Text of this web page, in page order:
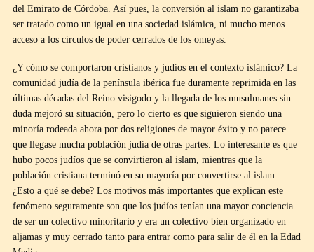
del Emirato de Córdoba. Así pues, la conversión al islam no garantizaba
ser tratado como un igual en una sociedad islámica, ni mucho menos
acceso a los círculos de poder cerrados de los omeyas.
¿Y cómo se comportaron cristianos y judíos en el contexto islámico? La
comunidad judía de la península ibérica fue duramente reprimida en las
últimas décadas del Reino visigodo y la llegada de los musulmanes sin
duda mejoró su situación, pero lo cierto es que siguieron siendo una
minoría rodeada ahora por dos religiones de mayor éxito y no parece
que llegase mucha población judía de otras partes. Lo interesante es que
hubo pocos judíos que se convirtieron al islam, mientras que la
población cristiana terminó en su mayoría por convertirse al islam.
¿Esto a qué se debe? Los motivos más importantes que explican este
fenómeno seguramente son que los judíos tenían una mayor conciencia
de ser un colectivo minoritario y era un colectivo bien organizado en
aljamas y muy cerrado tanto para entrar como para salir de él en la Edad